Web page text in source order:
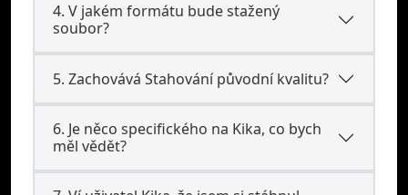
4. V jakém formátu bude stažený
soubor?
5. Zachovává Stahování původní kvalitu?
6. Je něco specifického na Kika, co bych
měl vědět?